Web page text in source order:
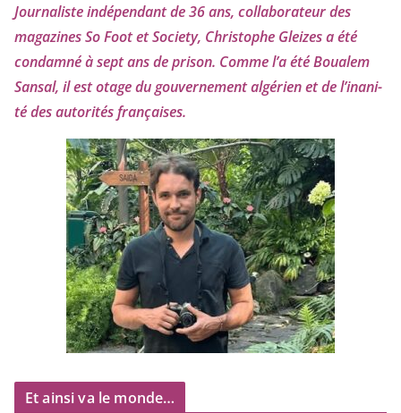
Journaliste indé­pen­dant de36ans, col­la­bo­ra­teur des
maga­zines So Foot et Society, Christophe Gleizesa été
condam­né à sept ans de pri­son. Comme l’a été Boualem
Sansal, il est otage du gou­ver­ne­ment algé­rien et de l’i­na­ni­
té des auto­ri­tés françaises.
Et ainsi va le monde…